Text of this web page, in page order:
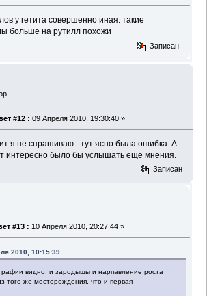
у гетита совершенно иная. такие
больше на рутилл похожи
Записан
#12 : 09 Апреля 2010, 19:30:40 »
я не спрашиваю - тут ясно была ошибка. А
интересно было бы услышать еще мнения.
Записан
#13 : 10 Апреля 2010, 20:27:44 »
2010, 10:15:39
видно, и зародышы и нарпавление роста
того же месторождения, что и первая